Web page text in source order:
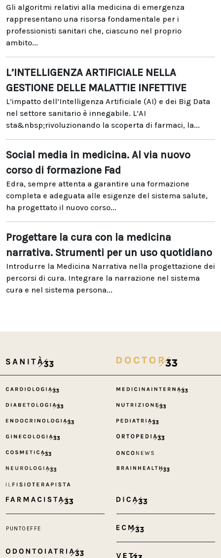
Gli algoritmi relativi alla medicina di emergenza
rappresentano una risorsa fondamentale per i
professionisti sanitari che, ciascuno nel proprio
ambito...
L’INTELLIGENZA ARTIFICIALE NELLA
GESTIONE DELLE MALATTIE INFETTIVE
L’impatto dell’Intelligenza Artificiale (AI) e dei Big Data
nel settore sanitario è innegabile. L’AI
sta&nbsp;rivoluzionando la scoperta di farmaci, la...
Social media in medicina. Al via nuovo
corso di formazione Fad
Edra, sempre attenta a garantire una formazione
completa e adeguata alle esigenze del sistema salute,
ha progettato il nuovo corso...
Progettare la cura con la medicina
narrativa. Strumenti per un uso quotidiano
Introdurre la Medicina Narrativa nella progettazione dei
percorsi di cura. Integrare la narrazione nel sistema
cura e nel sistema persona...